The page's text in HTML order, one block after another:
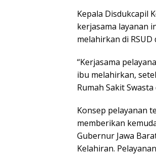
Kepala Disdukcapil
kerjasama layanan
melahirkan di RSUD
“Kerjasama
ibu melahirkan,
Rumah Sakit
Konsep pelayanan
memberikan
Gubernur Jawa
Kelahiran.